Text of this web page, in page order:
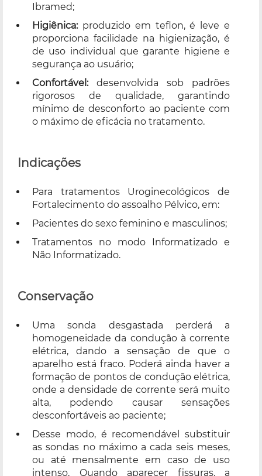
Ibramed;
Higiênica:produzido em teflon, é leve e
proporciona facilidade na higienização, é
de uso individual que garante higiene e
segurança ao usuário;
Confortável:desenvolvida sob padrões
rigorosos de qualidade, garantindo
mínimo de desconforto ao paciente com
o máximo de eficácia no tratamento.
Indicações
Para tratamentos Uroginecológicos de
Fortalecimento do assoalho Pélvico, em:
Pacientes do sexo feminino e masculinos;
Tratamentos no modo Informatizado e
Não Informatizado.
Conservação
Uma sonda desgastada perderá a
homogeneidade da condução à corrente
elétrica, dando a sensação de que o
aparelho está fraco. Poderá ainda haver a
formação de pontos de condução elétrica,
onde a densidade de corrente será muito
alta, podendo causar sensações
desconfortáveis ao paciente;
Desse modo, é recomendável substituir
as sondas no máximo a cada seis meses,
ou até mensalmente em caso de uso
intenso. Quando aparecer fissuras, a